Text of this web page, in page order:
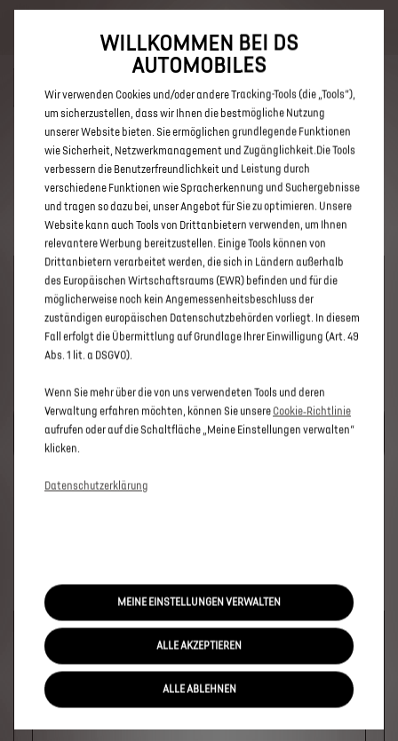
Hybride. Mehr erfahren >>
ENTDECKEN SIE ALLE DS 3 UND
DS 3 CROSSBACK E-TENSE
NEUWAGEN IN LÜDENSCHEID
UM DIESE GOOGLE MAPS-KARTE ANZUZEIGEN, AKZEPTIEREN
SIE BITTE DIE FÜR MARKETING/WERBUNG RELEVANTEN-
COOKIES.
Welches Fahrzeug möchten Sie?
×
Wo soll das Fahrzeug stehen?
WILLKOMMEN BEI DS
AUTOMOBILES
Wir verwenden Cookies und/oder andere Tracking-Tools (die „Tools“),
um sicherzustellen, dass wir Ihnen die bestmögliche Nutzung
unserer Website bieten. Sie ermöglichen grundlegende Funktionen
wie Sicherheit, Netzwerkmanagement und Zugänglichkeit.Die Tools
verbessern die Benutzerfreundlichkeit und Leistung durch
verschiedene Funktionen wie Spracherkennung und Suchergebnisse
und tragen so dazu bei, unser Angebot für Sie zu optimieren. Unsere
Website kann auch Tools von Drittanbietern verwenden, um Ihnen
relevantere Werbung bereitzustellen. Einige Tools können von
Drittanbietern verarbeitet werden, die sich in Ländern außerhalb
des Europäischen Wirtschaftsraums (EWR) befinden und für die
möglicherweise noch kein Angemessenheitsbeschluss der
zuständigen europäischen Datenschutzbehörden vorliegt. In diesem
Fall erfolgt die Übermittlung auf Grundlage Ihrer Einwilligung (Art. 49
Abs. 1 lit. a DSGVO).
Wenn Sie mehr über die von uns verwendeten Tools und deren
Verwaltung erfahren möchten, können Sie unsere Cookie‑Richtlinie
aufrufen oder auf die Schaltfläche „Meine Einstellungen verwalten“
klicken.
Datenschutzerklärung
MEINE EINSTELLUNGEN VERWALTEN
ALLE AKZEPTIEREN
ALLE ABLEHNEN